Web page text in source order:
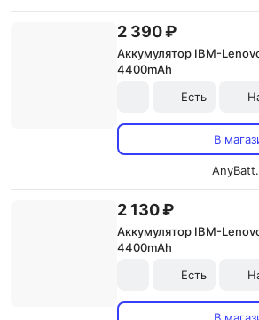
2 390 ₽
Аккумулятор IBM-
4400mAh
Есть
В
2 130 ₽
Аккумулятор IBM-
4400mAh
Есть